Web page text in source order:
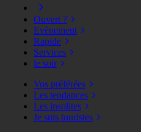
Ouvert ?
Evènement
Rapide
Services
le soir
Vos préférées
Les tendances
Les insolites
Je suis touristes